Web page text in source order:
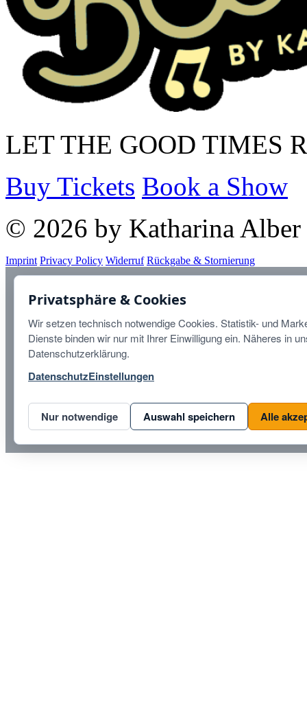
LET THE GOOD TIMES
Buy Tickets Book a Show
© 2026 by Katharina Alber
Imprint Privacy Policy Widerruf Rückgabe & Stornierung
Privatsphäre & Cookies
Wir setzen technisch notwendige Cookies. Statistik- und
Dienste binden wir nur mit Ihrer Einwilligung ein. Näheres in
Datenschutzerklärung.
DatenschutzEinstellungen
Nur notwendige Auswahl speichern Alle
Diese Website ist durch
Datenschutzbestimmungen